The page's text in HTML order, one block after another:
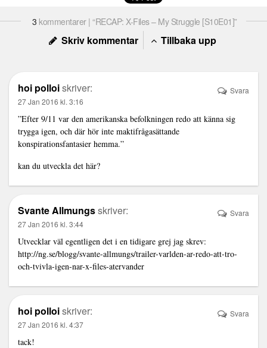
3 kommentarer | “RECAP: X-Files – My Struggle [S10E01]”
Skriv kommentar Tillbaka upp
hoi polloiskriver:
27 Jan 2016 kl. 3:16
”Efter 9/11 var den amerikanska befolkningen redo att känna sig
trygga igen, och där hör inte maktifrågasättande
konspirationsfantasier hemma.”
kan du utveckla det här?
Svara
Svante Allmungsskriver:
27 Jan 2016 kl. 3:44
Utvecklar väl egentligen det i en tidigare grej jag skrev:
http://ng.se/blogg/svante-allmungs/trailer-varlden-ar-redo-att-tro-
och-tvivla-igen-nar-x-files-atervander
Svara
hoi polloiskriver:
27 Jan 2016 kl. 4:37
tack!
Svara